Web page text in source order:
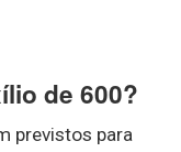
de 600?
previstos para